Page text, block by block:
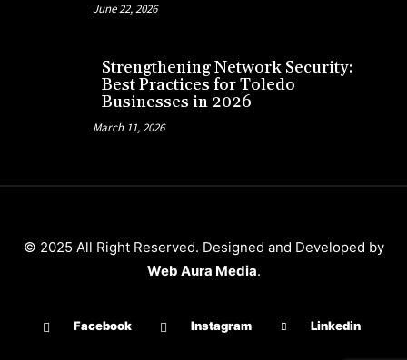
June 22, 2026
Strengthening Network Security:
Best Practices for Toledo
Businesses in 2026
March 11, 2026
© 2025 All Right Reserved. Designed and Developed by
Web Aura Media.
Facebook Instagram Linkedin